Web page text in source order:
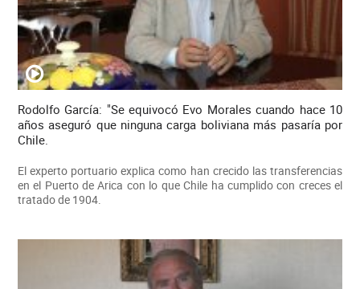
Rodolfo García: "Se equivocó Evo Morales cuando hace 10
años aseguró que ninguna carga boliviana más pasaría por
Chile.
El experto portuario explica como han crecido las transferencias
en el Puerto de Arica con lo que Chile ha cumplido con creces el
tratado de 1904.